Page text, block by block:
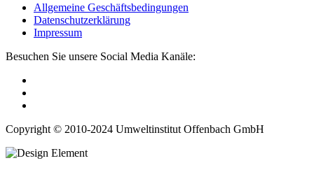
Allgemeine Geschäftsbedingungen
Datenschutzerklärung
Impressum
Besuchen Sie unsere Social Media Kanäle:
Copyright © 2010-2024 Umweltinstitut Offenbach GmbH